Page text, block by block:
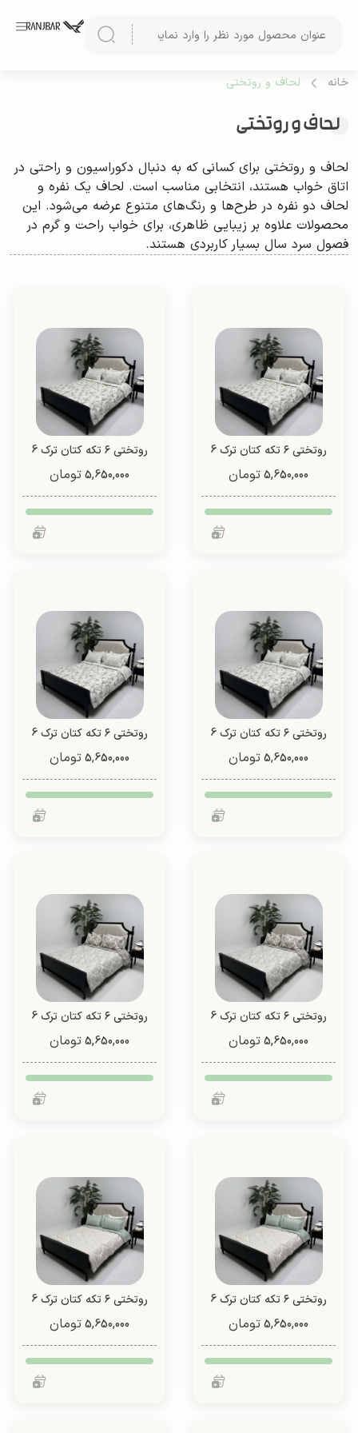
خانه لحاف و روتختی
لحاف و روتختی
لحاف و روتختی برای کسانی که به دنبال دکوراسیون و راحتی در
اتاق خواب هستند، انتخابی مناسب است. لحاف یک نفره و
لحاف دو نفره در طرح‌ها و رنگ‌های متنوع عرضه می‌شود. این
محصولات علاوه بر زیبایی ظاهری، برای خواب راحت و گرم در
فصول سرد سال بسیار کاربردی هستند.
روتختی ۶ تکه کتان ترک 6
تیکه (طرح 1)
5,650,000تومان
روتختی ۶ تکه کتان ترک 6
تیکه (طرح 1)
5,650,000تومان
روتختی ۶ تکه کتان ترک 6
تیکه (طرح 2)
5,650,000تومان
روتختی ۶ تکه کتان ترک 6
تیکه (طرح 2)
5,650,000تومان
روتختی ۶ تکه کتان ترک 6
تیکه (طرح 3)
5,650,000تومان
روتختی ۶ تکه کتان ترک 6
تیکه (طرح 3)
5,650,000تومان
روتختی ۶ تکه کتان ترک 6
تیکه (طرح 5)
5,650,000تومان
روتختی ۶ تکه کتان ترک 6
تیکه (طرح 5)
5,650,000تومان